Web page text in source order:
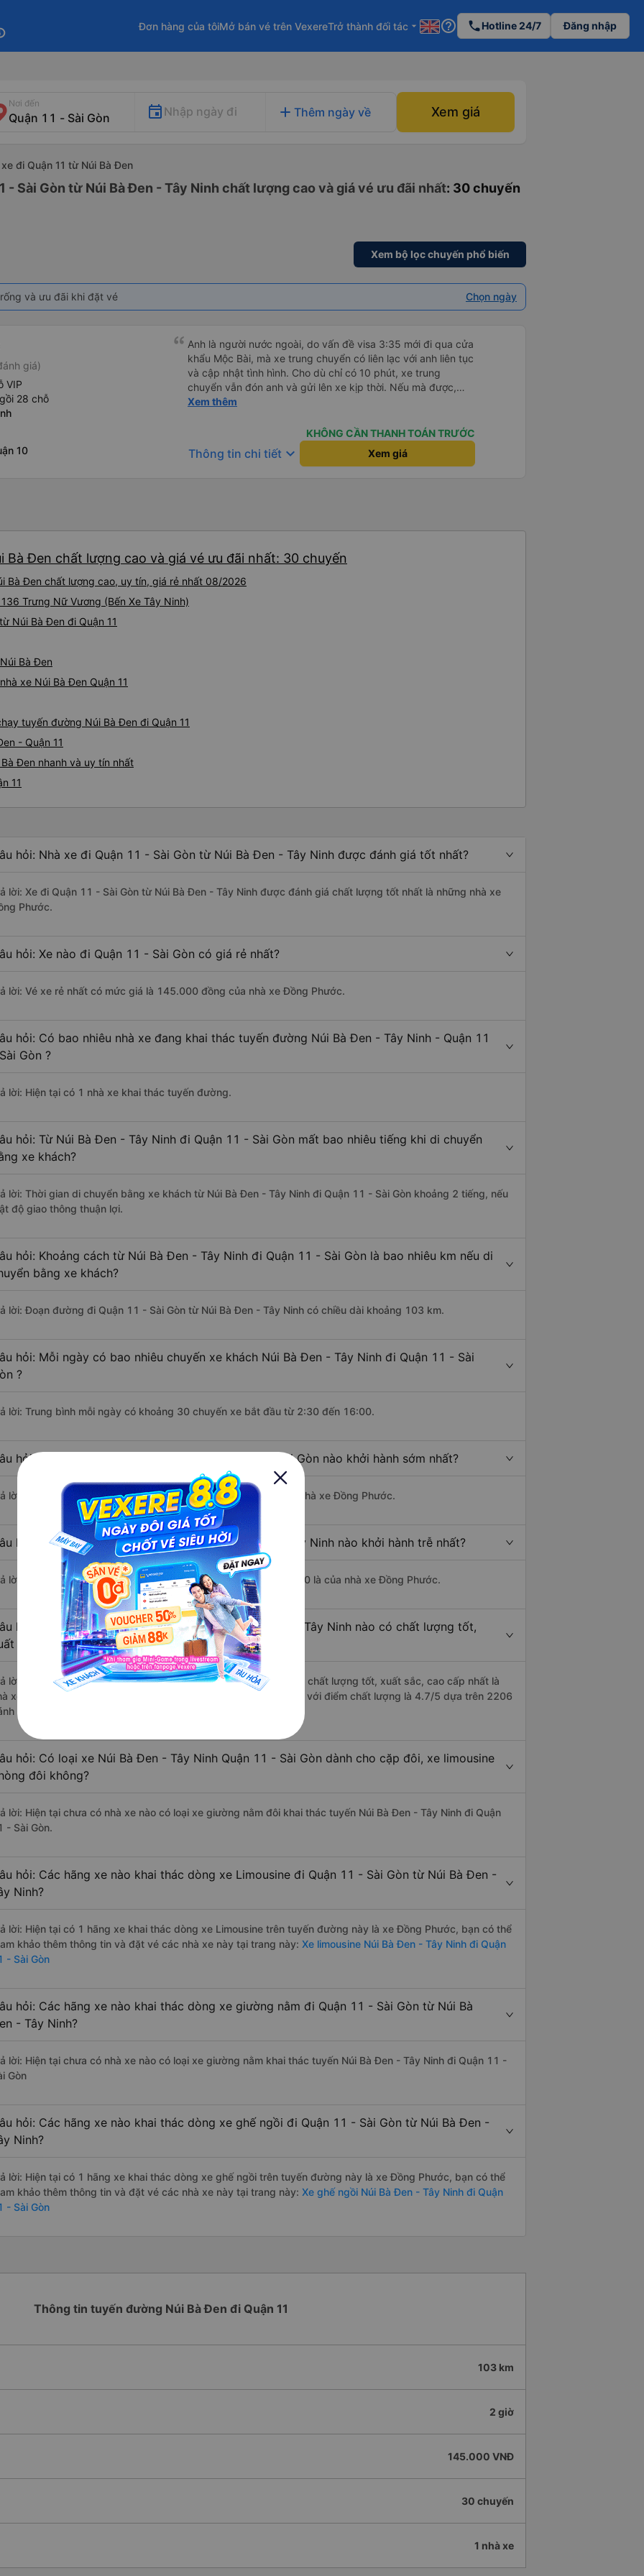
Đơn hàng của tôiMở bán vé trên VexereTrở thành đối tác arrow_drop_down help_outline phoneHotline 24/7 Đăng nhập
Nơi đến
Nhập ngày đi add Thêm ngày về Xem giá
xe đi Quận 11 từ Núi Bà Đen
- Sài Gòn từ Núi Bà Đen - Tây Ninh chất lượng cao và giá vé ưu đãi nhất: 30 chuyến
Xem bộ lọc chuyến phổ biến
và ưu đãi khi đặt vé Chọn ngày
giá)
VIP
28 chỗ
10
Anh là người nước ngoài, do vấn đề visa 3:35 mới đi qua cửa
khẩu Mộc Bài, mà xe trung chuyển có liên lạc với anh liên tục
và cập nhật tình hình. Cho dù chỉ có 10 phút, xe trung
chuyển vẫn đón anh và gửi lên xe kịp thời. Nếu mà được,
anh thật muốn tip cho bác tài. Xe này là xe Limousine nhưng
nhất phải cải thiện là wifi trên xe ko kết nối được.
Xem thêm
KHÔNG CẦN THANH TOÁN TRƯỚC
Thông tin chi tiết keyboard_arrow_down Xem giá
Bà Đen chất lượng cao và giá vé ưu đãi nhất: 30 chuyến
Bà Đen chất lượng cao, uy tín, giá rẻ nhất 08/2026
Trưng Nữ Vương (Bến Xe Tây Ninh)
Núi Bà Đen đi Quận 11
Bà Đen
xe Núi Bà Đen Quận 11
tuyến đường Núi Bà Đen đi Quận 11
- Quận 11
Đen nhanh và uy tín nhất
11
hỏi: Nhà xe đi Quận 11 - Sài Gòn từ Núi Bà Đen - Tây Ninh được đánh giá tốt nhất?
lời: Xe đi Quận 11 - Sài Gòn từ Núi Bà Đen - Tây Ninh được đánh giá chất lượng tốt nhất là những nhà xe
Phước.
hỏi: Xe nào đi Quận 11 - Sài Gòn có giá rẻ nhất?
lời: Vé xe rẻ nhất có mức giá là 145.000 đồng của nhà xe Đồng Phước.
hỏi: Có bao nhiêu nhà xe đang khai thác tuyến đường Núi Bà Đen - Tây Ninh - Quận 11
Gòn ?
lời: Hiện tại có 1 nhà xe khai thác tuyến đường.
hỏi: Từ Núi Bà Đen - Tây Ninh đi Quận 11 - Sài Gòn mất bao nhiêu tiếng khi di chuyển
xe khách?
lời: Thời gian di chuyển bằng xe khách từ Núi Bà Đen - Tây Ninh đi Quận 11 - Sài Gòn khoảng 2 tiếng, nếu
độ giao thông thuận lợi.
hỏi: Khoảng cách từ Núi Bà Đen - Tây Ninh đi Quận 11 - Sài Gòn là bao nhiêu km nếu di
bằng xe khách?
lời: Đoạn đường đi Quận 11 - Sài Gòn từ Núi Bà Đen - Tây Ninh có chiều dài khoảng 103 km.
hỏi: Mỗi ngày có bao nhiêu chuyến xe khách Núi Bà Đen - Tây Ninh đi Quận 11 - Sài
?
lời: Trung bình mỗi ngày có khoảng 30 chuyến xe bắt đầu từ 2:30 đến 16:00.
hỏi: Nhà xe đi Núi Bà Đen - Tây Ninh Quận 11 - Sài Gòn nào khởi hành sớm nhất?
lời: Chuyến xe có giờ xuất phát sớm nhất vào lúc 2:30 là của nhà xe Đồng Phước.
hỏi: Nhà xe đi Quận 11 - Sài Gòn từ Núi Bà Đen - Tây Ninh nào khởi hành trễ nhất?
lời: Chuyến xe có giờ xuất phát trễ (muộn) nhất là vào lúc 16:00 là của nhà xe Đồng Phước.
hỏi: Review xe đi Quận 11 - Sài Gòn từ Núi Bà Đen - Tây Ninh nào có chất lượng tốt,
sắc, cao cấp nhất?
lời: Những hãng xe đi Núi Bà Đen - Tây Ninh Quận 11 - Sài Gòn chất lượng tốt, xuất sắc, cao cấp nhất là
xe Đồng Phước đi Quận 11 - Sài Gòn từ Núi Bà Đen - Tây Ninh với điểm chất lượng là 4.7/5 dựa trên 2206
giá của khách hàng).
hỏi: Có loại xe Núi Bà Đen - Tây Ninh Quận 11 - Sài Gòn dành cho cặp đôi, xe limousine
đôi không?
lời: Hiện tại chưa có nhà xe nào có loại xe giường nằm đôi khai thác tuyến Núi Bà Đen - Tây Ninh đi Quận
- Sài Gòn.
hỏi: Các hãng xe nào khai thác dòng xe Limousine đi Quận 11 - Sài Gòn từ Núi Bà Đen -
Ninh?
lời: Hiện tại có 1 hãng xe khai thác dòng xe Limousine trên tuyến đường này là xe Đồng Phước, bạn có thể
khảo thêm thông tin và đặt vé các nhà xe này tại trang này: Xe limousine Núi Bà Đen - Tây Ninh đi Quận
- Sài Gòn
hỏi: Các hãng xe nào khai thác dòng xe giường nằm đi Quận 11 - Sài Gòn từ Núi Bà
- Tây Ninh?
lời: Hiện tại chưa có nhà xe nào có loại xe giường nằm khai thác tuyến Núi Bà Đen - Tây Ninh đi Quận 11 -
Gòn
hỏi: Các hãng xe nào khai thác dòng xe ghế ngồi đi Quận 11 - Sài Gòn từ Núi Bà Đen -
Ninh?
lời: Hiện tại có 1 hãng xe khai thác dòng xe ghế ngồi trên tuyến đường này là xe Đồng Phước, bạn có thể
khảo thêm thông tin và đặt vé các nhà xe này tại trang này: Xe ghế ngồi Núi Bà Đen - Tây Ninh đi Quận
- Sài Gòn
Thông tin tuyến đường Núi Bà Đen đi Quận 11
103 km
2 giờ
145.000 VNĐ
30 chuyến
1 nhà xe